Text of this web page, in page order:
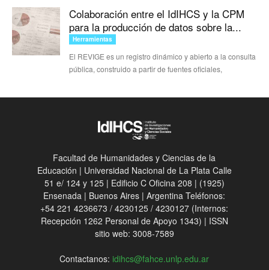
Colaboración entre el IdIHCS y la CPM
para la producción de datos sobre la...
Herramientas
El REVIGE es un registro dinámico y abierto a la consulta
pública, construido a partir de fuentes oficiales,
Facultad de Humanidades y Ciencias de la
Educación | Universidad Nacional de La Plata Calle
51 e/ 124 y 125 | Edificio C Oficina 208 | (1925)
Ensenada | Buenos Aires | Argentina Teléfonos:
+54 221 4236673 / 4230125 / 4230127 (Internos:
Recepción 1262 Personal de Apoyo 1343) | ISSN
sitio web: 3008-7589
Contactanos: idihcs@fahce.unlp.edu.ar